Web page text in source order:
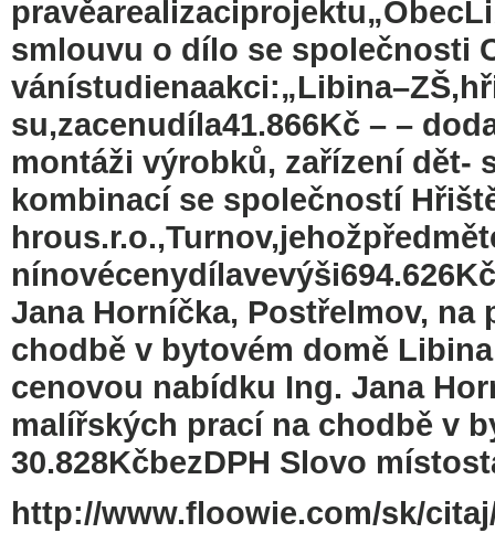
smlouvu o dílo se společnosti
su,zacenudíla41.866Kč – –
montáži výrobků, zařízení
kombinací se společností
Jana Horníčka, Postřelmov,
chodbě v bytovém domě
cenovou nabídku Ing. Jana
malířských prací na chodbě v
30.828KčbezDPH Slovo
http://www.floowie.com/sk/